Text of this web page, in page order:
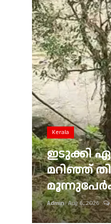
Gulf News
Loksabha Election 2024
Technology
Jobs Mall
Automotive
Shop Online
Education
Business
Kerala
ഇടുക്കി
മറിഞ്ഞ്
Admin Aug 6, 2026